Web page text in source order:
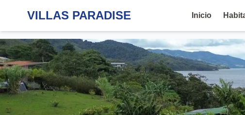
VILLAS PARADISE Inicio